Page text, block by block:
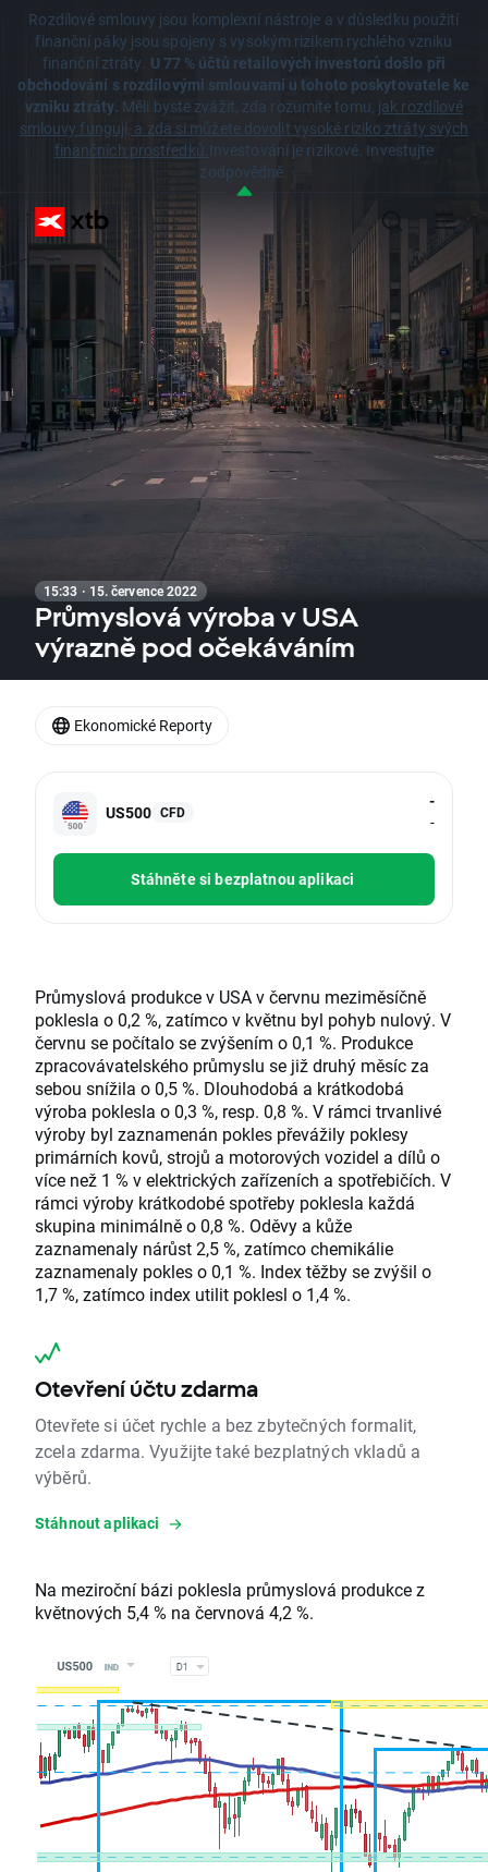
Rozdílové smlouvy jsou komplexní nástroje a v důsledku použití
finanční páky jsou spojeny s vysokým rizikem rychlého vzniku
finanční ztráty. U 77 % účtů retailových investorů došlo při
obchodování s rozdílovými smlouvami u tohoto poskytovatele ke
vzniku ztráty. Měli byste zvážit, zda rozumíte tomu, jak rozdílové
smlouvy fungují, a zda si můžete dovolit vysoké riziko ztráty svých
finančních prostředků.Investování je rizikové. Investujte
zodpovědně.
15:33 · 15. července 2022
Průmyslová výroba v USA
výrazně pod očekáváním
US500 CFD
-
-
Stáhněte si bezplatnou aplikaci
Průmyslová produkce v USA v červnu meziměsíčně
poklesla o 0,2 %, zatímco v květnu byl pohyb nulový. V
červnu se počítalo se zvýšením o 0,1 %. Produkce
zpracovávatelského průmyslu se již druhý měsíc za
sebou snížila o 0,5 %. Dlouhodobá a krátkodobá
výroba poklesla o 0,3 %, resp. 0,8 %. V rámci trvanlivé
výroby byl zaznamenán pokles převážily poklesy
primárních kovů, strojů a motorových vozidel a dílů o
více než 1 % v elektrických zařízeních a spotřebičích. V
rámci výroby krátkodobé spotřeby poklesla každá
skupina minimálně o 0,8 %. Oděvy a kůže
zaznamenaly nárůst 2,5 %, zatímco chemikálie
zaznamenaly pokles o 0,1 %. Index těžby se zvýšil o
1,7 %, zatímco index utilit poklesl o 1,4 %.
Otevření účtu zdarma
Otevřete si účet rychle a bez zbytečných formalit,
zcela zdarma. Využijte také bezplatných vkladů a
výběrů.
Stáhnout aplikaci
Na meziroční bázi poklesla průmyslová produkce z
květnových 5,4 % na červnová 4,2 %.
Ekonomické Reporty